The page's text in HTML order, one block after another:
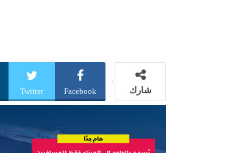
شارك Facebook
Twitter